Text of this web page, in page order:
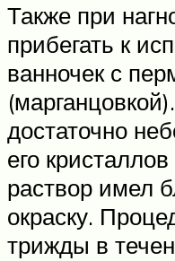
Также при
прибегать к
ванночек с
достаточно
его
раствор имел
окраску.
трижды в